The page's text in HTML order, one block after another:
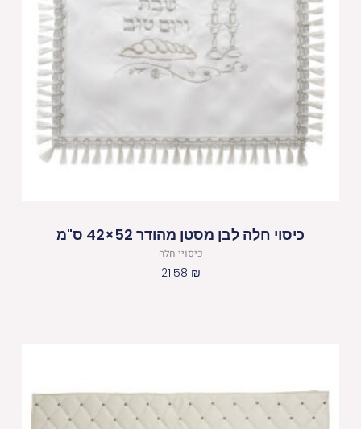
כיסוי חלה לבן מסטן מהודר 52×42 ס"מ
כיסויי חלה
21.58 ₪